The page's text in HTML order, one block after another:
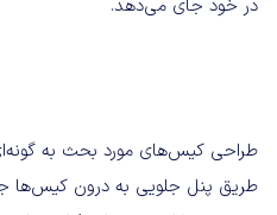
در خود جای می‌دهد.
طراحی کیس‌های مورد بحث به
طریق پنل جلویی به درون کیس‌ها